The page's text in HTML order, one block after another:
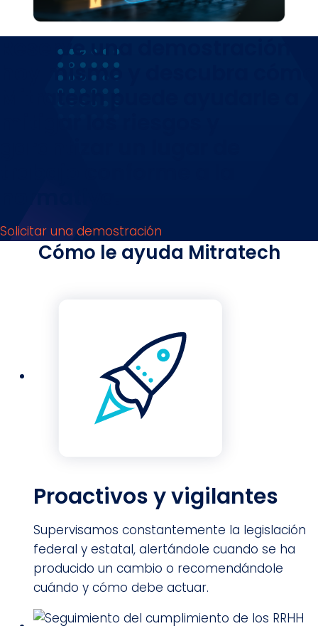
Reserve una demostración
hoy mismo y descubra cómo
Mitratech puede ayudarle a
Solicitar una demostración
Cómo le ayuda Mitratech
Proactivos y vigilantes
Supervisamos constantemente la legislación
federal y estatal, alertándole cuando se ha
producido un cambio o recomendándole
cuándo y cómo debe actuar.